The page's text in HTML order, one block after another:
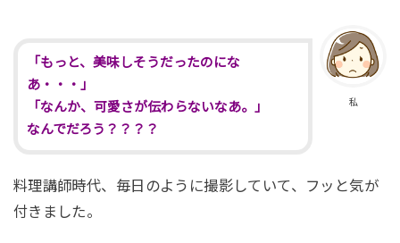
私
「もっと、美味しそうだったのにな
あ・・・」
「なんか、可愛さが伝わらないなあ。」
なんでだろう？？？？
料理講師時代、毎日のように撮影していて、フッと気が
付きました。